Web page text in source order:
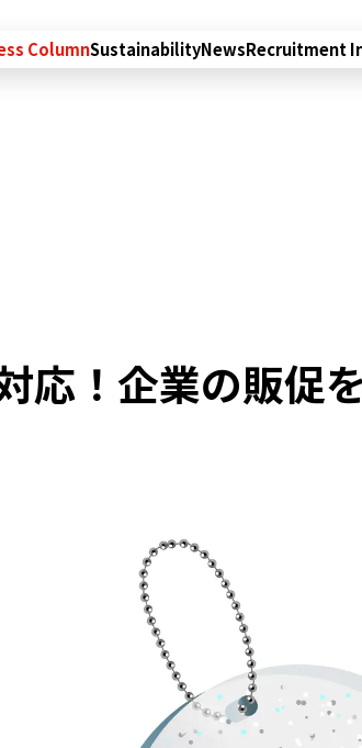
ColumnSustainabilityNewsRecruitment
応！企業の販促